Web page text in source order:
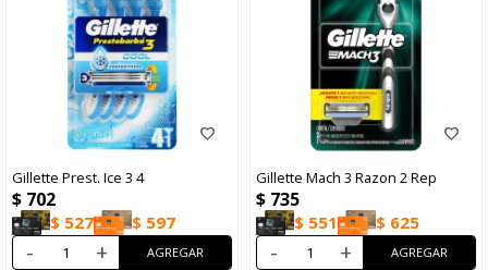
Gillette Prest. Ice 3 4
$ 702
$ 527 $ 597
- +
Gillette Mach 3 Razon 2 Rep
$ 735
$ 551 $ 625
- +